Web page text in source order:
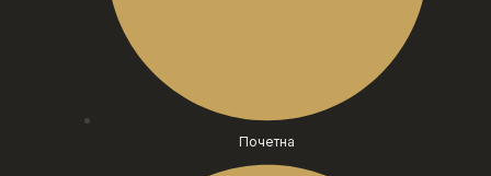
Почетна